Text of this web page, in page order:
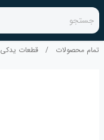
جستجو
تمام محصولات / قطعات یدکی KGK ژاپن